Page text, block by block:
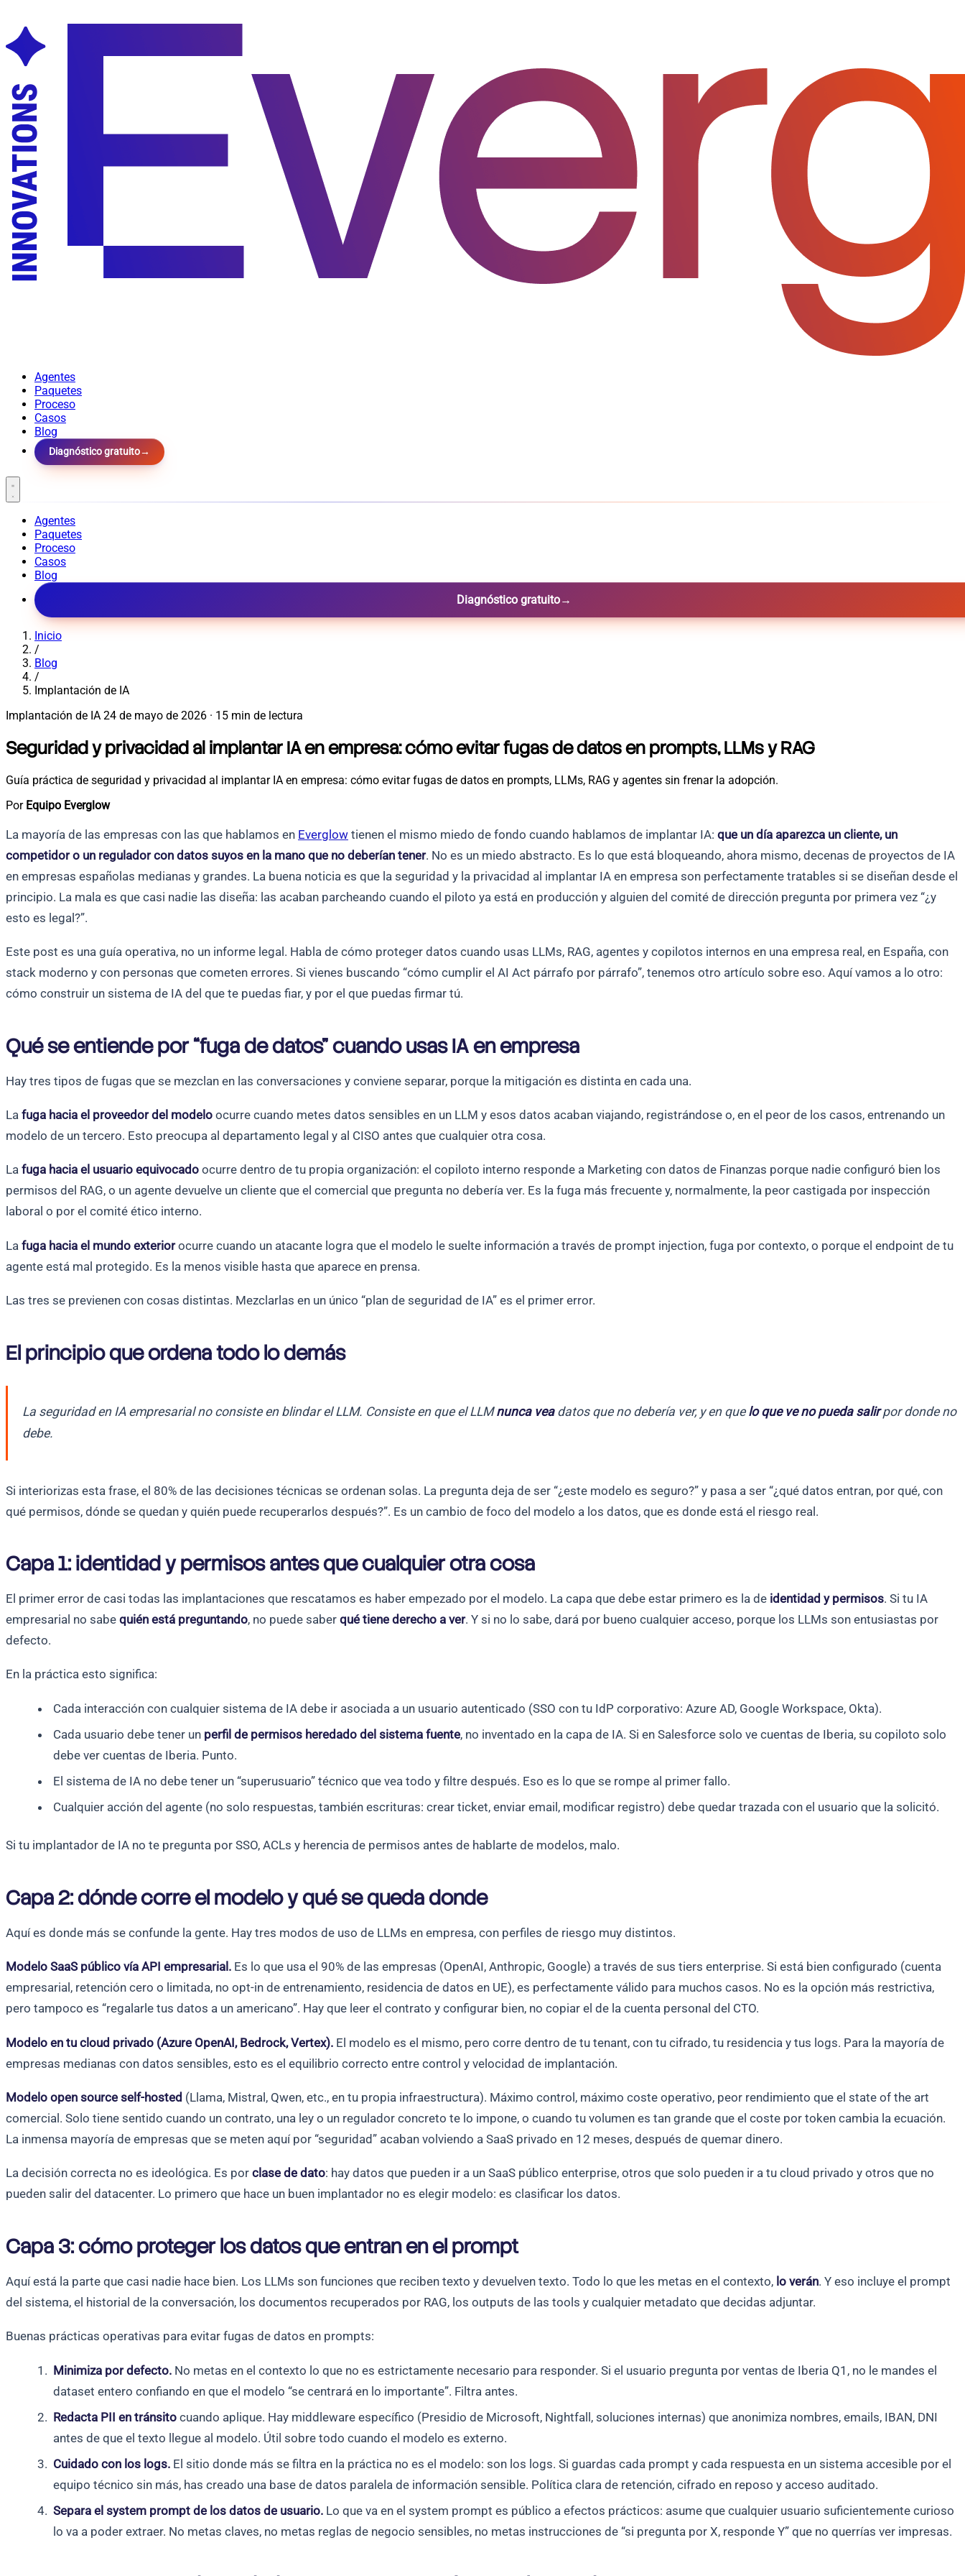
Agentes
Paquetes
Proceso
Casos
Blog
Diagnóstico gratuito→
Agentes
Paquetes
Proceso
Casos
Blog
Diagnóstico gratuito→
Inicio
/
Blog
/
Implantación de IA
Implantación de IA 24 de mayo de 2026 · 15 min de lectura
Seguridad y privacidad al implantar IA en empresa: cómo evitar fugas de datos en prompts, LLMs y RAG
Guía práctica de seguridad y privacidad al implantar IA en empresa: cómo evitar fugas de datos en prompts, LLMs, RAG y agentes sin frenar la adopción.
Por Equipo Everglow
La mayoría de las empresas con las que hablamos en Everglow tienen el mismo miedo de fondo cuando hablamos de implantar IA: que un día aparezca un cliente, un
competidor o un regulador con datos suyos en la mano que no deberían tener. No es un miedo abstracto. Es lo que está bloqueando, ahora mismo, decenas de proyectos de IA
en empresas españolas medianas y grandes. La buena noticia es que la seguridad y la privacidad al implantar IA en empresa son perfectamente tratables si se diseñan desde el
principio. La mala es que casi nadie las diseña: las acaban parcheando cuando el piloto ya está en producción y alguien del comité de dirección pregunta por primera vez “¿y
esto es legal?”.
Este post es una guía operativa, no un informe legal. Habla de cómo proteger datos cuando usas LLMs, RAG, agentes y copilotos internos en una empresa real, en España, con
stack moderno y con personas que cometen errores. Si vienes buscando “cómo cumplir el AI Act párrafo por párrafo”, tenemos otro artículo sobre eso. Aquí vamos a lo otro:
cómo construir un sistema de IA del que te puedas fiar, y por el que puedas firmar tú.
Qué se entiende por “fuga de datos” cuando usas IA en empresa
Hay tres tipos de fugas que se mezclan en las conversaciones y conviene separar, porque la mitigación es distinta en cada una.
La fuga hacia el proveedor del modelo ocurre cuando metes datos sensibles en un LLM y esos datos acaban viajando, registrándose o, en el peor de los casos, entrenando un
modelo de un tercero. Esto preocupa al departamento legal y al CISO antes que cualquier otra cosa.
La fuga hacia el usuario equivocado ocurre dentro de tu propia organización: el copiloto interno responde a Marketing con datos de Finanzas porque nadie configuró bien los
permisos del RAG, o un agente devuelve un cliente que el comercial que pregunta no debería ver. Es la fuga más frecuente y, normalmente, la peor castigada por inspección
laboral o por el comité ético interno.
La fuga hacia el mundo exteriorocurre cuando un atacante logra que el modelo le suelte información a través de prompt injection, fuga por contexto, o porque el endpoint de tu
agente está mal protegido. Es la menos visible hasta que aparece en prensa.
Las tres se previenen con cosas distintas. Mezclarlas en un único “plan de seguridad de IA” es el primer error.
El principio que ordena todo lo demás
La seguridad en IA empresarial no consiste en blindar el LLM. Consiste en que el LLMnunca veadatos que no debería ver, y en que lo que ve no pueda salirpor donde no
debe.
Si interiorizas esta frase, el 80% de las decisiones técnicas se ordenan solas. La pregunta deja de ser “¿este modelo es seguro?” y pasa a ser “¿qué datos entran, por qué, con
qué permisos, dónde se quedan y quién puede recuperarlos después?”. Es un cambio de foco del modelo a los datos, que es donde está el riesgo real.
Capa 1: identidad y permisos antes que cualquier otra cosa
El primer error de casi todas las implantaciones que rescatamos es haber empezado por el modelo. La capa que debe estar primero es la de identidad y permisos. Si tu IA
empresarial no sabe quién está preguntando, no puede saber qué tiene derecho a ver. Y si no lo sabe, dará por bueno cualquier acceso, porque los LLMs son entusiastas por
defecto.
En la práctica esto significa:
Cada interacción con cualquier sistema de IA debe ir asociada a un usuario autenticado (SSO con tu IdP corporativo: Azure AD, Google Workspace, Okta).
Cada usuario debe tener un perfil de permisos heredado del sistema fuente, no inventado en la capa de IA. Si en Salesforce solo ve cuentas de Iberia, su copiloto solo
debe ver cuentas de Iberia. Punto.
El sistema de IA no debe tener un “superusuario” técnico que vea todo y filtre después. Eso es lo que se rompe al primer fallo.
Cualquier acción del agente (no solo respuestas, también escrituras: crear ticket, enviar email, modificar registro) debe quedar trazada con el usuario que la solicitó.
Si tu implantador de IA no te pregunta por SSO, ACLs y herencia de permisos antes de hablarte de modelos, malo.
Capa 2: dónde corre el modelo y qué se queda donde
Aquí es donde más se confunde la gente. Hay tres modos de uso de LLMs en empresa, con perfiles de riesgo muy distintos.
Modelo SaaS público vía API empresarial. Es lo que usa el 90% de las empresas (OpenAI, Anthropic, Google) a través de sus tiers enterprise. Si está bien configurado (cuenta
empresarial, retención cero o limitada, no opt-in de entrenamiento, residencia de datos en UE), es perfectamente válido para muchos casos. No es la opción más restrictiva,
pero tampoco es “regalarle tus datos a un americano”. Hay que leer el contrato y configurar bien, no copiar el de la cuenta personal del CTO.
Modelo en tu cloud privado (Azure OpenAI, Bedrock, Vertex). El modelo es el mismo, pero corre dentro de tu tenant, con tu cifrado, tu residencia y tus logs. Para la mayoría de
empresas medianas con datos sensibles, esto es el equilibrio correcto entre control y velocidad de implantación.
Modelo open source self-hosted (Llama, Mistral, Qwen, etc., en tu propia infraestructura). Máximo control, máximo coste operativo, peor rendimiento que el state of the art
comercial. Solo tiene sentido cuando un contrato, una ley o un regulador concreto te lo impone, o cuando tu volumen es tan grande que el coste por token cambia la ecuación.
La inmensa mayoría de empresas que se meten aquí por “seguridad” acaban volviendo a SaaS privado en 12 meses, después de quemar dinero.
La decisión correcta no es ideológica. Es por clase de dato: hay datos que pueden ir a un SaaS público enterprise, otros que solo pueden ir a tu cloud privado y otros que no
pueden salir del datacenter. Lo primero que hace un buen implantador no es elegir modelo: es clasificar los datos.
Capa 3: cómo proteger los datos que entran en el prompt
Aquí está la parte que casi nadie hace bien. Los LLMs son funciones que reciben texto y devuelven texto. Todo lo que les metas en el contexto, lo verán. Y eso incluye el prompt
del sistema, el historial de la conversación, los documentos recuperados por RAG, los outputs de las tools y cualquier metadato que decidas adjuntar.
Buenas prácticas operativas para evitar fugas de datos en prompts:
Minimiza por defecto. No metas en el contexto lo que no es estrictamente necesario para responder. Si el usuario pregunta por ventas de Iberia Q1, no le mandes el
dataset entero confiando en que el modelo “se centrará en lo importante”. Filtra antes.
Redacta PII en tránsito cuando aplique. Hay middleware específico (Presidio de Microsoft, Nightfall, soluciones internas) que anonimiza nombres, emails, IBAN, DNI
antes de que el texto llegue al modelo. Útil sobre todo cuando el modelo es externo.
Cuidado con los logs. El sitio donde más se filtra en la práctica no es el modelo: son los logs. Si guardas cada prompt y cada respuesta en un sistema accesible por el
equipo técnico sin más, has creado una base de datos paralela de información sensible. Política clara de retención, cifrado en reposo y acceso auditado.
Separa el system prompt de los datos de usuario. Lo que va en el system prompt es público a efectos prácticos: asume que cualquier usuario suficientemente curioso
lo va a poder extraer. No metas claves, no metas reglas de negocio sensibles, no metas instrucciones de “si pregunta por X, responde Y” que no querrías ver impresas.